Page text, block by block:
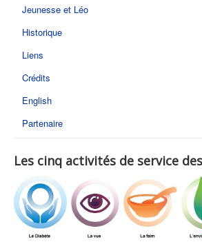
Jeunesse et Léo
Historique
Liens
Crédits
English
Partenaire
Les cinq activités de service